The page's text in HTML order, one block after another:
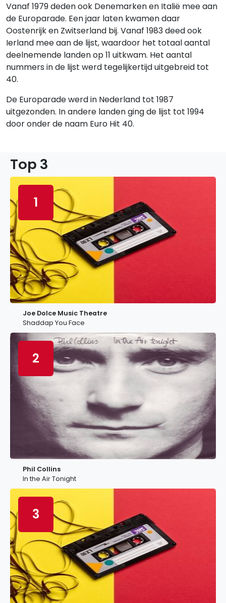
Vanaf 1979 deden ook Denemarken en Italië mee aan
de Europarade. Een jaar laten kwamen daar
Oostenrijk en Zwitserland bij. Vanaf 1983 deed ook
Ierland mee aan de lijst, waardoor het totaal aantal
deelnemende landen op 11 uitkwam. Het aantal
nummers in de lijst werd tegelijkertijd uitgebreid tot
40.
De Europarade werd in Nederland tot 1987
uitgezonden. In andere landen ging de lijst tot 1994
door onder de naam Euro Hit 40.
Top 3
1
Joe Dolce Music Theatre
Shaddap You Face
2
Phil Collins
In the Air Tonight
3